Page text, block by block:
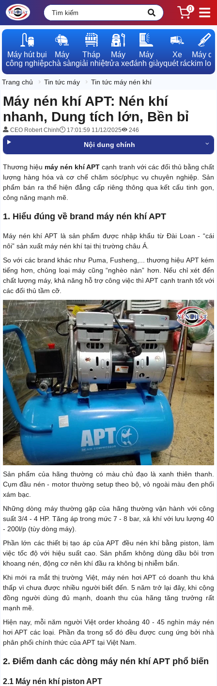
0
Máy hút bụi
công nghiệp
Máy
chà sàn
Tháp
giải nhiệt
Máy
rửa xe
Máy
đánh giày
Xe
quét rác
Máy dò
kim loại
Trang chủ Tin tức máy Tin tức máy nén khí
Máy nén khí APT: Nén khí
nhanh, Dung tích lớn, Bền bỉ
CEO Robert Chinh 17:01:59 11/12/2025 246
Nội dung chính
Thương hiệu máy nén khí APTcạnh tranh với các đối thủ bằng chất
lượng hàng hóa và cơ chế chăm sóc/phục vụ chuyên nghiệp. Sản
phẩm bán ra thể hiện đẳng cấp riêng thông qua kết cấu tinh gọn,
công năng mạnh mẽ.
1. Hiểu đúng về brand máy nén khí APT
Máy nén khí APT là sản phẩm được nhập khẩu từ Đài Loan - “cái
nôi” sản xuất máy nén khí tại thị trường châu Á.
So với các brand khác như Puma, Fusheng,... thương hiệu APT kém
tiếng hơn, chủng loại máy cũng “nghèo nàn” hơn. Nếu chỉ xét đến
chất lượng máy, khả năng hỗ trợ công việc thì APT cạnh tranh tốt với
các đối thủ tầm cỡ.
Sản phẩm của hãng thường có màu chủ đạo là xanh thiên thanh.
Cụm đầu nén - motor thường setup theo bộ, vỏ ngoài màu đen phối
xám bạc.
Những dòng máy thường gặp của hãng thường vận hành với công
suất 3/4 - 4 HP. Tăng áp trong mức 7 - 8 bar, xả khí với lưu lượng 40
- 200l/p (tùy dòng máy).
Phần lớn các thiết bị tạo áp của APT đều nén khí bằng piston, làm
việc tốc độ với hiệu suất cao. Sản phẩm không dùng dầu bôi trơn
khoang nén, động cơ nên khí đầu ra không bị nhiễm bẩn.
Khi mới ra mắt thị trường Việt, máy nén hơi APT có doanh thu khá
thấp vì chưa được nhiều người biết đến. 5 năm trở lại đây, khi cộng
đồng người dùng đủ mạnh, doanh thu của hãng tăng trưởng rất
mạnh mẽ.
Hiện nay, mỗi năm người Việt order khoảng 40 - 45 nghìn máy nén
hơi APT các loại. Phần đa trong số đó đều được cung ứng bởi nhà
phân phối chính thức của APT tại Việt Nam.
2. Điểm danh các dòng máy nén khí APT phổ biến
2.1 Máy nén khí piston APT